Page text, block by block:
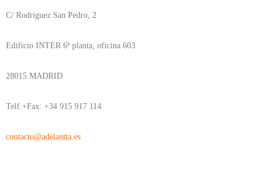
C/ Rodríguez San Pedro, 2
Edificio INTER 6ª planta, oficina 603
28015 MADRID
Telf.+Fax: +34 915 917 114
contacto@adelantta.es